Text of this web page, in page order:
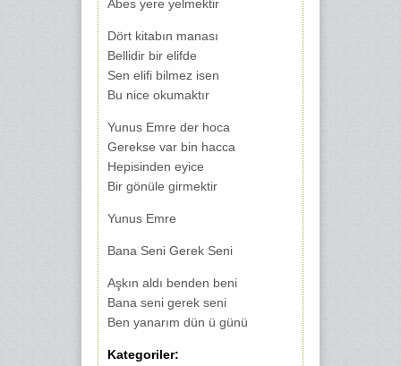
Abes yere yelmektir
Dört kitabın manası
Bellidir bir elifde
Sen elifi bilmez isen
Bu nice okumaktır
Yunus Emre der hoca
Gerekse var bin hacca
Hepisinden eyice
Bir gönüle girmektir
Yunus Emre
Bana Seni Gerek Seni
Aşkın aldı benden beni
Bana seni gerek seni
Ben yanarım dün ü günü
Kategoriler: